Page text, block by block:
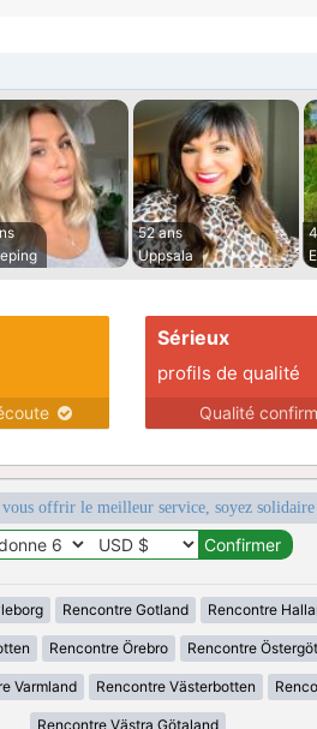
52 ans
Uppsala
Sérieux
profils de qualité
Qualité
offrir le meilleur service, soyez
Rencontre Gotland Rencontre
Rencontre Örebro Rencontre
Varmland Rencontre Västerbotten
Rencontre Västra Götaland